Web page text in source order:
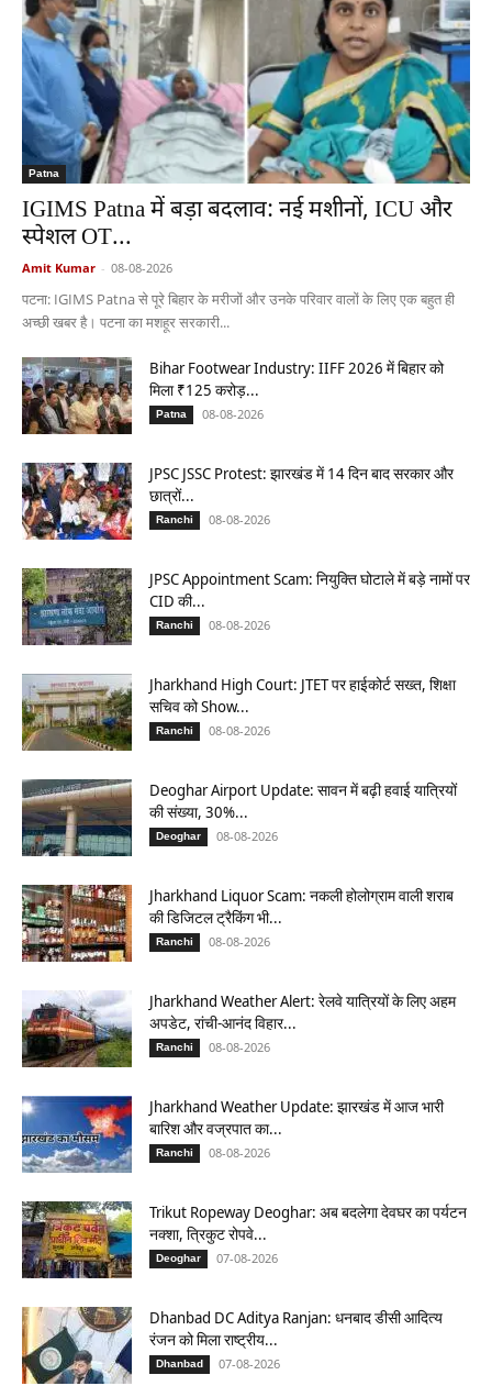
Patna
IGIMS Patna में बड़ा बदलाव: नई मशीनों, ICU और
स्पेशल OT...
Amit Kumar - 08-08-2026
पटना: IGIMS Patna से पूरे बिहार के मरीजों और उनके परिवार वालों के लिए एक बहुत ही
अच्छी खबर है। पटना का मशहूर सरकारी...
Bihar Footwear Industry: IIFF 2026 में बिहार को
मिला ₹125 करोड़...
Patna 08-08-2026
JPSC JSSC Protest: झारखंड में 14 दिन बाद सरकार और
छात्रों...
Ranchi 08-08-2026
JPSC Appointment Scam: नियुक्ति घोटाले में बड़े नामों पर
CID की...
Ranchi 08-08-2026
Jharkhand High Court: JTET पर हाईकोर्ट सख्त, शिक्षा
सचिव को Show...
Ranchi 08-08-2026
Deoghar Airport Update: सावन में बढ़ी हवाई यात्रियों
की संख्या, 30%...
Deoghar 08-08-2026
Jharkhand Liquor Scam: नकली होलोग्राम वाली शराब
की डिजिटल ट्रैकिंग भी...
Ranchi 08-08-2026
Jharkhand Weather Alert: रेलवे यात्रियों के लिए अहम
अपडेट, रांची-आनंद विहार...
Ranchi 08-08-2026
Jharkhand Weather Update: झारखंड में आज भारी
बारिश और वज्रपात का...
Ranchi 08-08-2026
Trikut Ropeway Deoghar: अब बदलेगा देवघर का पर्यटन
नक्शा, त्रिकुट रोपवे...
Deoghar 07-08-2026
Dhanbad DC Aditya Ranjan: धनबाद डीसी आदित्य
रंजन को मिला राष्ट्रीय...
Dhanbad 07-08-2026